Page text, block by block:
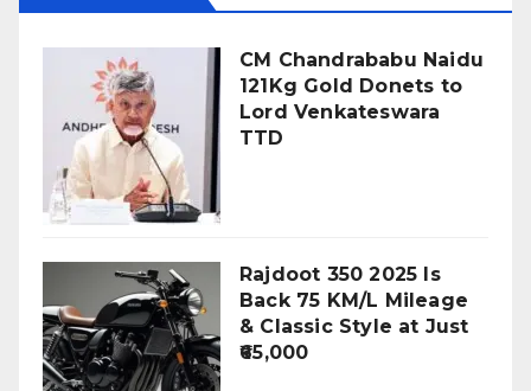
CM Chandrababu Naidu
121Kg Gold Donets to
Lord Venkateswara
TTD
Rajdoot 350 2025 Is
Back 75 KM/L Mileage
& Classic Style at Just
₹65,000